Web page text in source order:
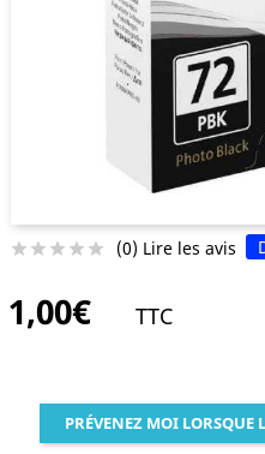
     (0) Lire les avis
1,00€ TTC
PRÉVENEZ MOI LORSQUE